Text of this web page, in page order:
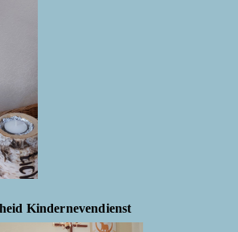
Kindernevendienst